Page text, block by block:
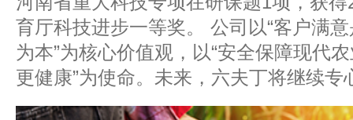
育厅科技进步一等奖。 公司以“客户满
为本”为核心价值观，以“安全保障现代
更健康”为使命。未来，六夫丁将继续专